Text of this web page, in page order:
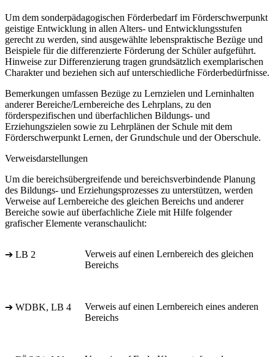
Um dem sonderpädagogischen Förderbedarf im Förderschwerpunkt
geistige Entwicklung in allen Alters- und Entwicklungsstufen
gerecht zu werden, sind ausgewählte lebenspraktische Bezüge und
Beispiele für die differenzierte Förderung der Schüler aufgeführt.
Hinweise zur Differenzierung tragen grundsätzlich exemplarischen
Charakter und beziehen sich auf unterschiedliche Förderbedürfnisse.
Bemerkungen umfassen Bezüge zu Lernzielen und Lerninhalten
anderer Bereiche/Lernbereiche des Lehrplans, zu den
förderspezifischen und überfachlichen Bildungs- und
Erziehungszielen sowie zu Lehrplänen der Schule mit dem
Förderschwerpunkt Lernen, der Grundschule und der Oberschule.
Verweisdarstellungen
Um die bereichsübergreifende und bereichsverbindende Planung
des Bildungs- und Erziehungsprozesses zu unterstützen, werden
Verweise auf Lernbereiche des gleichen Bereichs und anderer
Bereiche sowie auf überfachliche Ziele mit Hilfe folgender
grafischer Elemente veranschaulicht:
➔ LB 2
Verweis auf einen Lernbereich des gleichen
Bereichs
➔ WDBK, LB 4
Verweis auf einen Lernbereich eines anderen
Bereichs